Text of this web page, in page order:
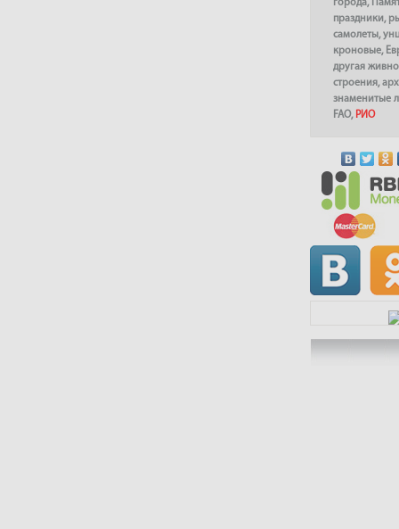
города,
праздники,
самолеты,
кроновые,
другая
строения,
знаменитые
FAO, РИО